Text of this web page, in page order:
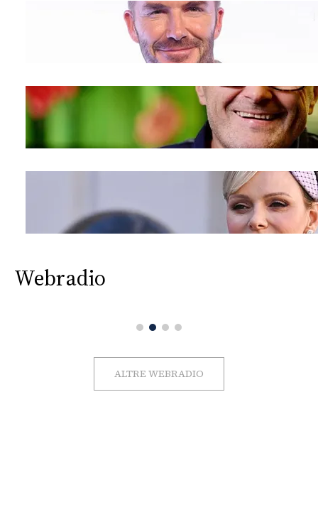
Webradio
ALTRE WEBRADIO